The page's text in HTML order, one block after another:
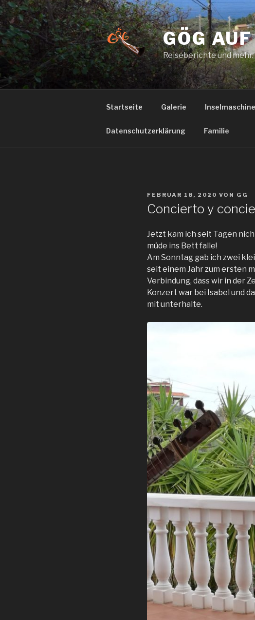
Zum
Inhalt
springen
GÖG
Reiseberichte und mehr.
Startseite Galerie Inselmaschine
Datenschutzerklärung Familie
VERÖFFENTLICHT
FEBRUAR 18, 2020 VON GG
Concierto y
Jetzt kam ich seit Tagen
müde ins Bett falle!
Am Sonntag gab ich zwei
seit einem Jahr zum ersten
Verbindung, dass wir in der
Konzert war bei Isabel und
mit unterhalte.